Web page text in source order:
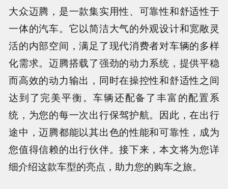
大众迈腾，是一款集实用性、可靠性和舒适性于
一体的汽车。它以简洁大气的外观设计和宽敞灵
活的内部空间，满足了现代消费者对车辆的多样
化需求。迈腾搭载了强劲的动力系统，提供平稳
而高效的动力输出，同时在操控性和舒适性之间
达到了完美平衡。车辆还配备了丰富的配置系
统，为您的每一次出行保驾护航。因此，在出行
途中，迈腾都能以其出色的性能和可靠性，成为
您值得信赖的出行伙伴。接下来，本文将为您详
细介绍这款车型的亮点，助力您的购车之旅。